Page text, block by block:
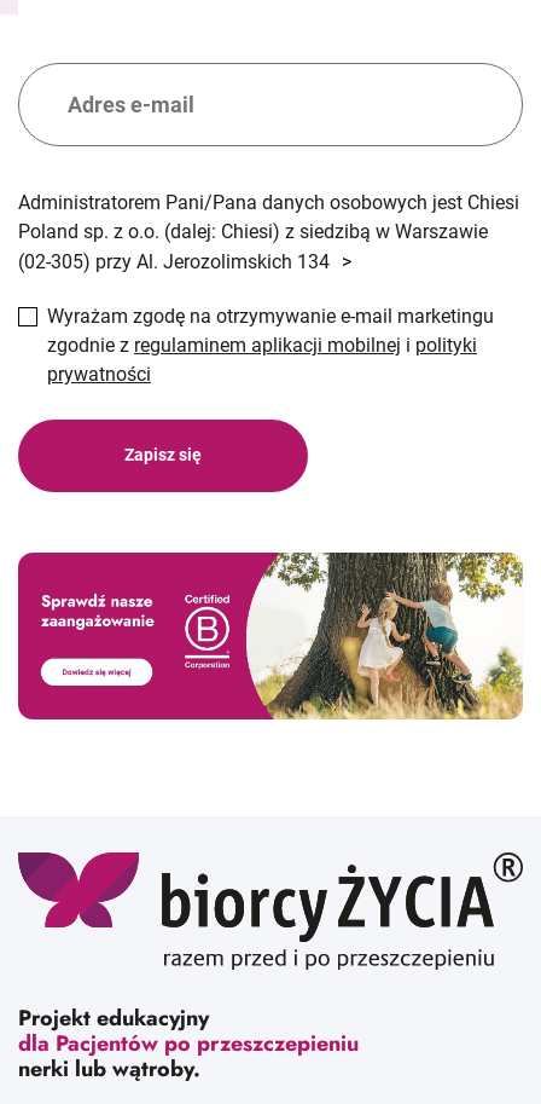
Administratorem Pani/Pana danych osobowych jest Chiesi
Poland sp. z o.o. (dalej: Chiesi) z siedzibą w Warszawie
(02-305) przy Al. Jerozolimskich 134 >
Wyrażam zgodę na otrzymywanie e-mail marketingu
zgodnie z regulaminem aplikacji mobilnej i polityki
prywatności
Zapisz się
Projekt edukacyjny
dla Pacjentów po przeszczepieniu
nerki lub wątroby.